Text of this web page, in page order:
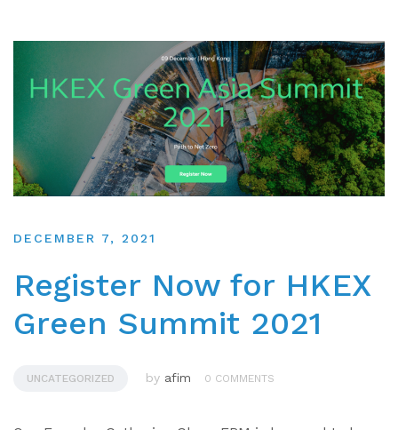
DECEMBER 7, 2021
Register Now for HKEX
Green Summit 2021
UNCATEGORIZED by afim 0 COMMENTS